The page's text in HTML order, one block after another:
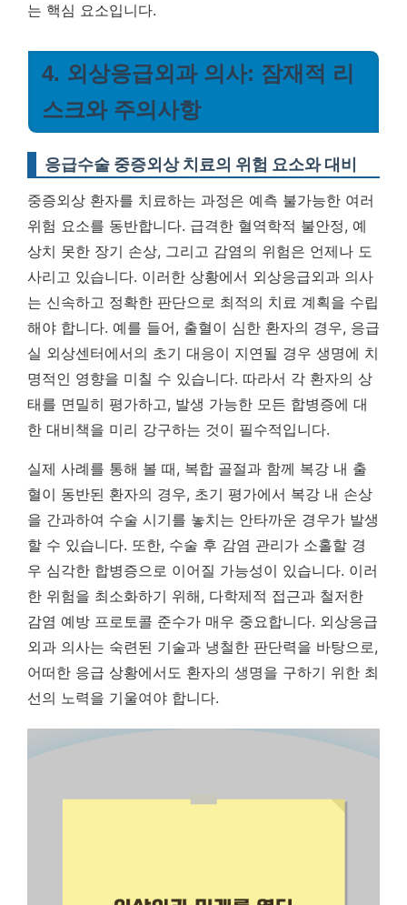
는 핵심 요소입니다.
4. 외상응급외과 의사: 잠재적 리
스크와 주의사항
응급수술 중증외상 치료의 위험 요소와 대비
중증외상 환자를 치료하는 과정은 예측 불가능한 여러
위험 요소를 동반합니다. 급격한 혈역학적 불안정, 예
상치 못한 장기 손상, 그리고 감염의 위험은 언제나 도
사리고 있습니다. 이러한 상황에서 외상응급외과 의사
는 신속하고 정확한 판단으로 최적의 치료 계획을 수립
해야 합니다. 예를 들어, 출혈이 심한 환자의 경우, 응급
실 외상센터에서의 초기 대응이 지연될 경우 생명에 치
명적인 영향을 미칠 수 있습니다. 따라서 각 환자의 상
태를 면밀히 평가하고, 발생 가능한 모든 합병증에 대
한 대비책을 미리 강구하는 것이 필수적입니다.
실제 사례를 통해 볼 때, 복합 골절과 함께 복강 내 출
혈이 동반된 환자의 경우, 초기 평가에서 복강 내 손상
을 간과하여 수술 시기를 놓치는 안타까운 경우가 발생
할 수 있습니다. 또한, 수술 후 감염 관리가 소홀할 경
우 심각한 합병증으로 이어질 가능성이 있습니다. 이러
한 위험을 최소화하기 위해, 다학제적 접근과 철저한
감염 예방 프로토콜 준수가 매우 중요합니다. 외상응급
외과 의사는 숙련된 기술과 냉철한 판단력을 바탕으로,
어떠한 응급 상황에서도 환자의 생명을 구하기 위한 최
선의 노력을 기울여야 합니다.